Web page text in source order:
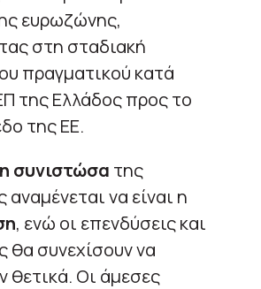
ευρωζώνης,
στη σταδιακή
πραγματικού κατά
της Ελλάδος προς το
της ΕΕ.
συνιστώσα της
να είναι η
, ενώ οι επενδύσεις και
θα συνεχίσουν να
θετικά. Οι άμεσες